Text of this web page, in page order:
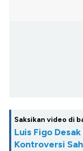
Saksikan video di
Luis Figo
Kontroversi